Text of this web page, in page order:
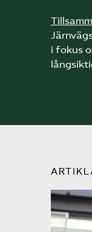
i fokus